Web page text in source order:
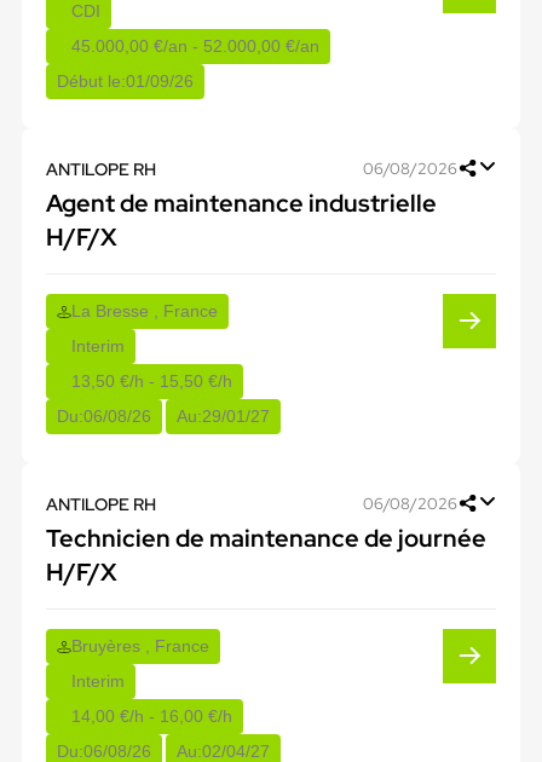
CDI
45.000,00 €/an - 52.000,00 €/an
Début le:01/09/26
ANTILOPE RH 06/08/2026
Agent de maintenance industrielle
H/F/X
La Bresse , France
Interim
13,50 €/h - 15,50 €/h
Du:06/08/26 Au:29/01/27
ANTILOPE RH 06/08/2026
Technicien de maintenance de journée
H/F/X
Bruyères , France
Interim
14,00 €/h - 16,00 €/h
Du:06/08/26 Au:02/04/27